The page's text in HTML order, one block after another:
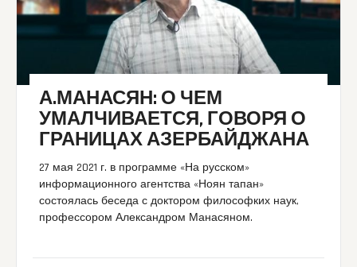
А.МАНАСЯН: О ЧЕМ
УМАЛЧИВАЕТСЯ, ГОВОРЯ О
ГРАНИЦАХ АЗЕРБАЙДЖАНА
27 мая 2021 г. в программе «На русском»
информационного агентства «Ноян тапан»
состоялась беседа с доктором философких наук,
профессором Александром Манасяном.